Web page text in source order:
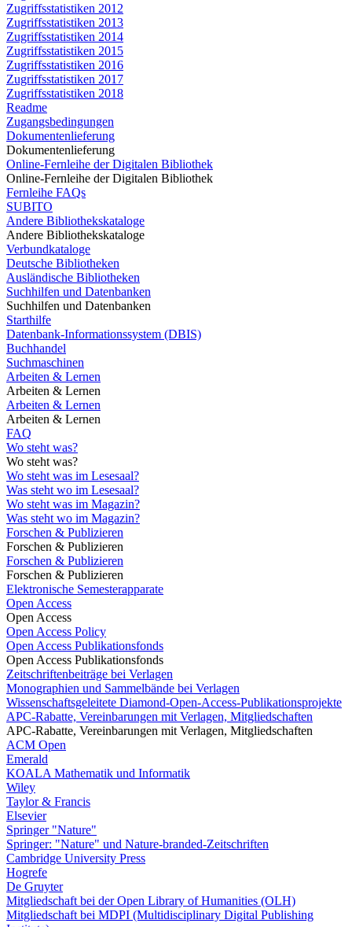
Zugriffsstatistiken 2012
Zugriffsstatistiken 2013
Zugriffsstatistiken 2014
Zugriffsstatistiken 2015
Zugriffsstatistiken 2016
Zugriffsstatistiken 2017
Zugriffsstatistiken 2018
Readme
Zugangsbedingungen
Dokumentenlieferung
Dokumentenlieferung
Online-Fernleihe der Digitalen Bibliothek
Online-Fernleihe der Digitalen Bibliothek
Fernleihe FAQs
SUBITO
Andere Bibliothekskataloge
Andere Bibliothekskataloge
Verbundkataloge
Deutsche Bibliotheken
Ausländische Bibliotheken
Suchhilfen und Datenbanken
Suchhilfen und Datenbanken
Starthilfe
Datenbank-Informationssystem (DBIS)
Buchhandel
Suchmaschinen
Arbeiten & Lernen
Arbeiten & Lernen
Arbeiten & Lernen
Arbeiten & Lernen
FAQ
Wo steht was?
Wo steht was?
Wo steht was im Lesesaal?
Was steht wo im Lesesaal?
Wo steht was im Magazin?
Was steht wo im Magazin?
Forschen & Publizieren
Forschen & Publizieren
Forschen & Publizieren
Forschen & Publizieren
Elektronische Semesterapparate
Open Access
Open Access
Open Access Policy
Open Access Publikationsfonds
Open Access Publikationsfonds
Zeitschriftenbeiträge bei Verlagen
Monographien und Sammelbände bei Verlagen
Wissenschaftsgeleitete Diamond-Open-Access-Publikationsprojekte
APC-Rabatte, Vereinbarungen mit Verlagen, Mitgliedschaften
APC-Rabatte, Vereinbarungen mit Verlagen, Mitgliedschaften
ACM Open
Emerald
KOALA Mathematik und Informatik
Wiley
Taylor & Francis
Elsevier
Springer "Nature"
Springer: "Nature" und Nature-branded-Zeitschriften
Cambridge University Press
Hogrefe
De Gruyter
Mitgliedschaft bei der Open Library of Humanities (OLH)
Mitgliedschaft bei MDPI (Multidisciplinary Digital Publishing